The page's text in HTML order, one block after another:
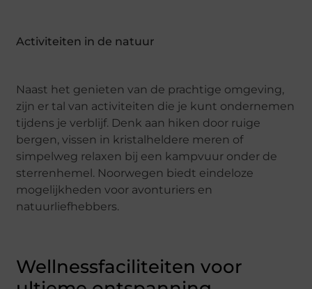
Activiteiten in de natuur
Naast het genieten van de prachtige omgeving,
zijn er tal van activiteiten die je kunt ondernemen
tijdens je verblijf. Denk aan hiken door ruige
bergen, vissen in kristalheldere meren of
simpelweg relaxen bij een kampvuur onder de
sterrenhemel. Noorwegen biedt eindeloze
mogelijkheden voor avonturiers en
natuurliefhebbers.
Wellnessfaciliteiten voor